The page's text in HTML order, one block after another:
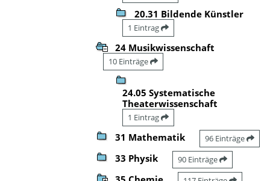
20.31 Bildende Künstler
1 Eintrag
24 Musikwissenschaft
10 Einträge
24.05 Systematische
Theaterwissenschaft
1 Eintrag
31 Mathematik 96 Einträge
33 Physik 90 Einträge